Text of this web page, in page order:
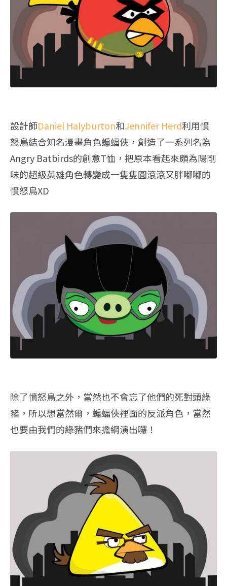
設計師Daniel Halyburton和Jennifer Herd利用憤
怒鳥結合知名漫畫角色蝙蝠俠，創造了一系列名為
Angry Batbirds的創意T恤，把原本看起來頗為陽剛
味的超級英雄角色轉變成一隻隻圓滾滾又胖嘟嘟的
憤怒鳥XD
除了憤怒鳥之外，當然也不會忘了他們的死對頭綠
豬，所以想當然爾，蝙蝠俠裡面的反派角色，當然
也要由我們的綠豬們來擔綱演出囉！